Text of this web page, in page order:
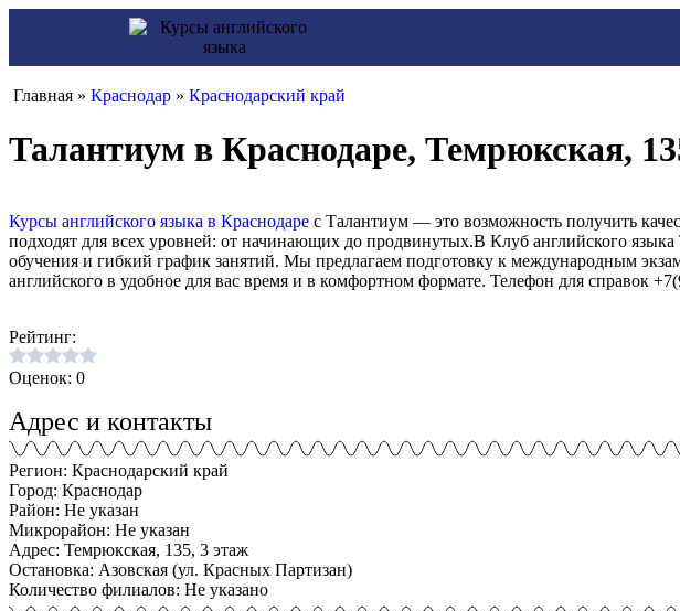
Главная » Краснодар » Краснодарский край
Талантиум в Краснодаре, Темрюкская,
Курсы английского языка в Краснодаре с Талантиум — это возможность получить
подходят для всех уровней: от начинающих до продвинутых.В Клуб английского
обучения и гибкий график занятий. Мы предлагаем подготовку к международным
английского в удобное для вас время и в комфортном формате. Телефон для справок
Рейтинг:
Оценок: 0
Адрес и контакты
Регион: Краснодарский край
Город: Краснодар
Район: Не указан
Микрорайон: Не указан
Адрес: Темрюкская, 135, 3 этаж
Остановка: Азовская (ул. Красных Партизан)
Количество филиалов: Не указано